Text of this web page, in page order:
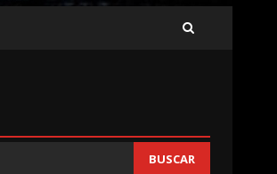
BUSCAR